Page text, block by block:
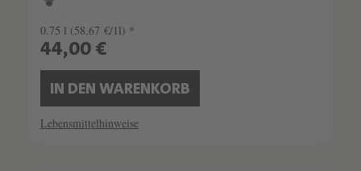
0.75 l (58,67 €/1l) *
44,00 €
IN DEN WARENKORB
Lebensmittelhinweise